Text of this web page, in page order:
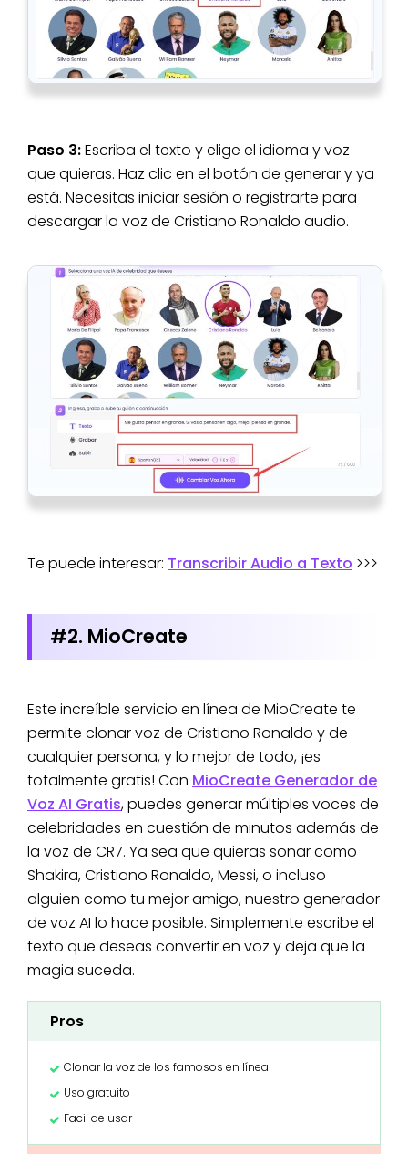
Paso 3:Escriba el texto y elige el idioma y voz
que quieras. Haz clic en el botón de generar y ya
está. Necesitas iniciar sesión o registrarte para
descargar la voz de Cristiano Ronaldo audio.
Te puede interesar: Transcribir Audio a Texto >>>
#2. MioCreate
Este increíble servicio en línea de MioCreate te
permite clonar voz de Cristiano Ronaldo y de
cualquier persona, y lo mejor de todo, ¡es
totalmente gratis! Con MioCreate Generador de
Voz AI Gratis, puedes generar múltiples voces de
celebridades en cuestión de minutos además de
la voz de CR7. Ya sea que quieras sonar como
Shakira, Cristiano Ronaldo, Messi, o incluso
alguien como tu mejor amigo, nuestro generador
de voz AI lo hace posible. Simplemente escribe el
texto que deseas convertir en voz y deja que la
magia suceda.
Pros
Clonar la voz de los famosos en línea
Uso gratuito
Facil de usar